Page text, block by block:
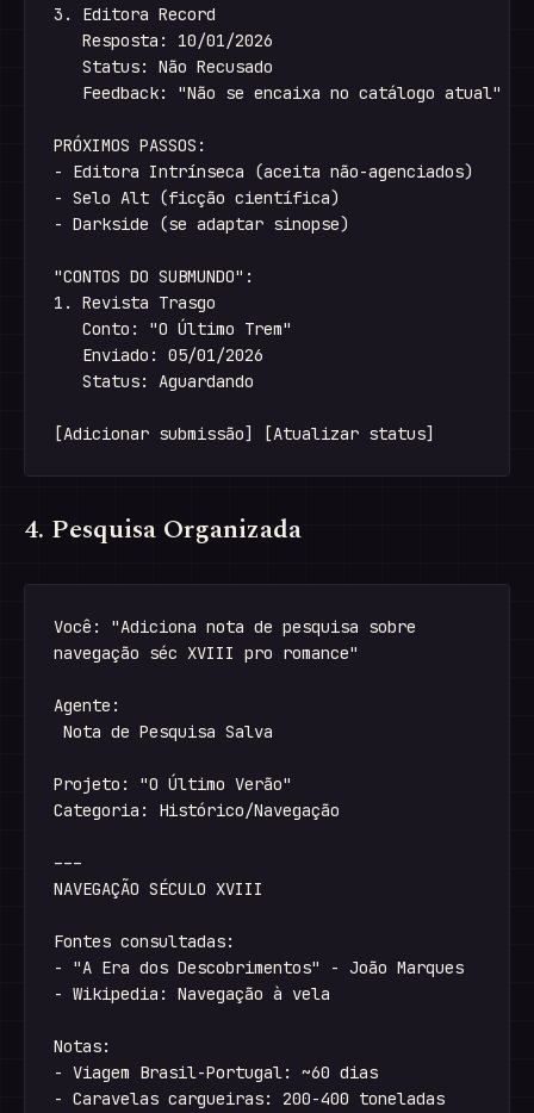
3. Editora Record
   Resposta: 10/01/2026
   Status: Não Recusado
   Feedback: "Não se encaixa no catálogo atual"
PRÓXIMOS PASSOS:
- Editora Intrínseca (aceita não-agenciados)
- Selo Alt (ficção científica)
- Darkside (se adaptar sinopse)
"CONTOS DO SUBMUNDO":
1. Revista Trasgo
   Conto: "O Último Trem"
   Enviado: 05/01/2026
   Status: Aguardando
4. Pesquisa Organizada
Você: "Adiciona nota de pesquisa sobre
navegação séc XVIII pro romance"
Agente:
Nota de Pesquisa Salva
Projeto: "O Último Verão"
Categoria: Histórico/Navegação
---
NAVEGAÇÃO SÉCULO XVIII
Fontes consultadas:
- "A Era dos Descobrimentos" - João Marques
- Wikipedia: Navegação à vela
Notas:
- Viagem Brasil-Portugal: ~60 dias
- Caravelas cargueiras: 200-400 toneladas